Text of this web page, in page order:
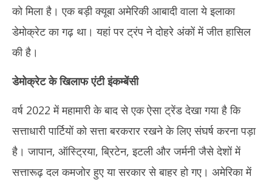
को मिला है। एक बड़ी क्यूबा अमेरिकी आबादी वाला ये इलाका
डेमोक्रेट का गढ़ था। यहां पर ट्रंप ने दोहरे अंकों में जीत हासिल
की है।
डेमोक्रेट के खिलाफ एंटी इंकम्बेंसी
वर्ष 2022 में महामारी के बाद से एक ऐसा ट्रेंड देखा गया है कि
सत्ताधारी पार्टियों को सत्ता बरकरार रखने के लिए संघर्ष करना पड़ा
है। जापान, ऑस्ट्रिया, ब्रिटेन, इटली और जर्मनी जैसे देशों में
सत्तारूढ़ दल कमजोर हुए या सरकार से बाहर हो गए। अमेरिका में